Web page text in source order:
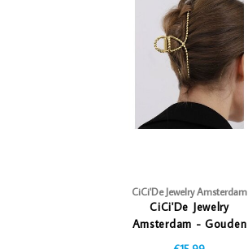
CiCi'De Jewelry Amsterdam
CiCi'De Jewelry
Amsterdam - Gouden